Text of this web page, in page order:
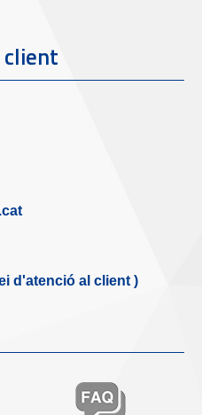
d'atenció al client )